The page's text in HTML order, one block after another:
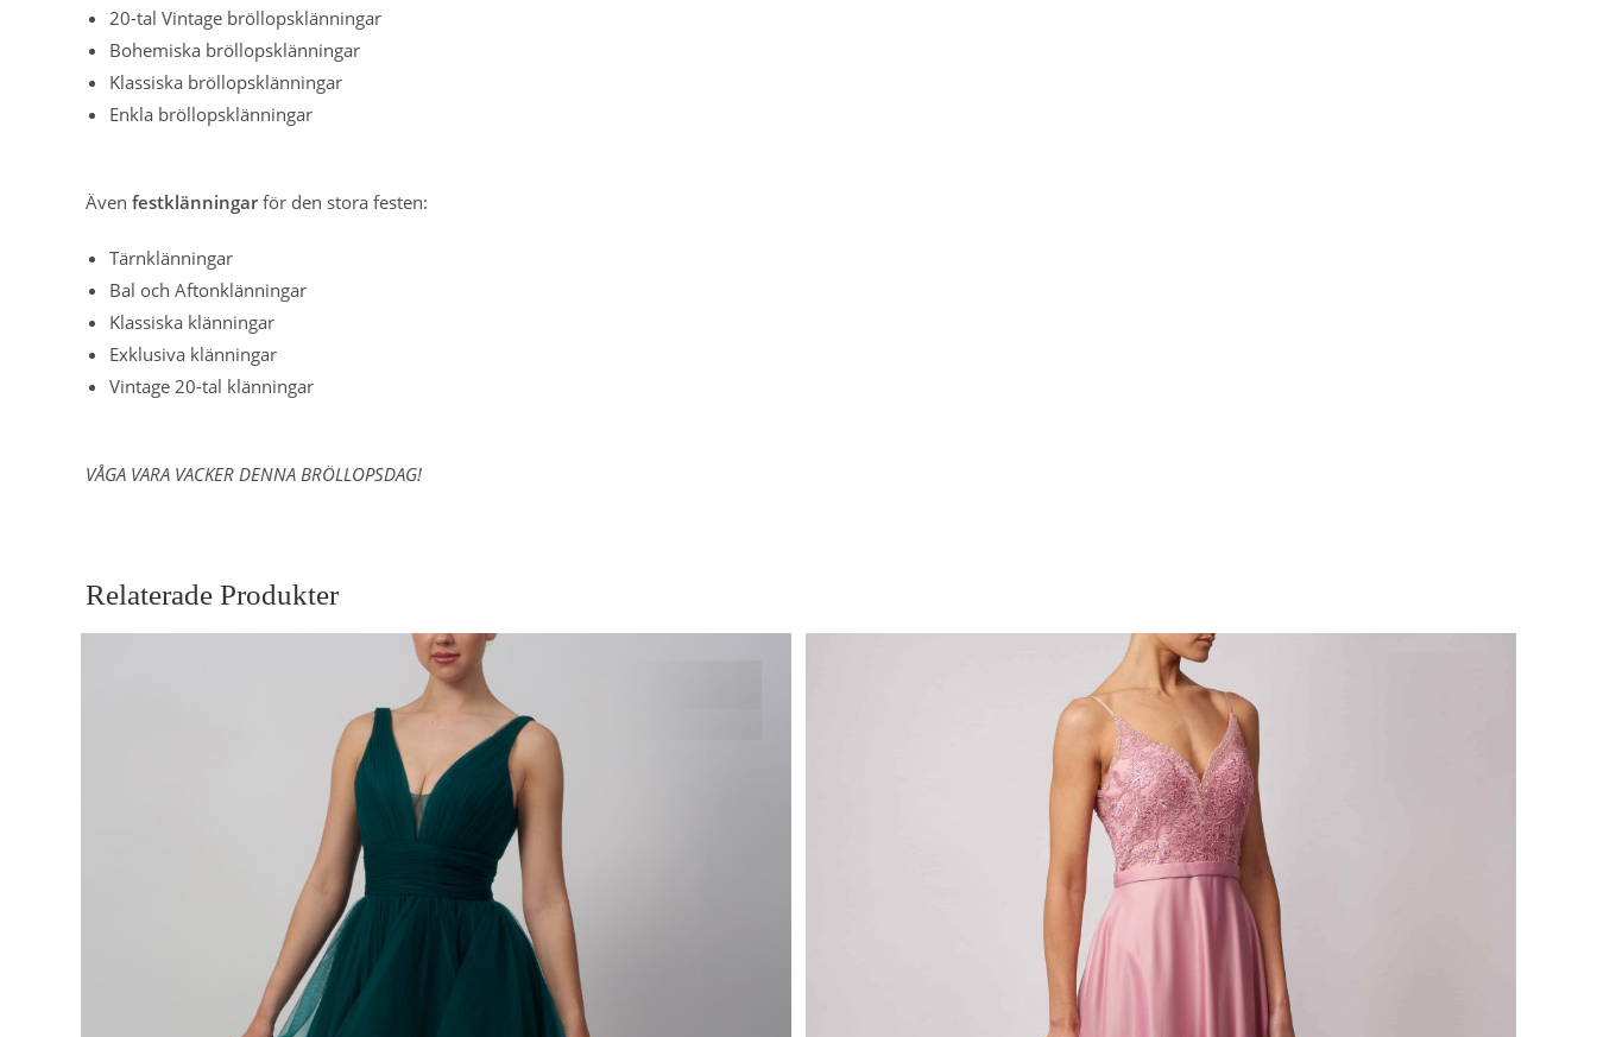
20-tal Vintage bröllopsklänningar
Bohemiska bröllopsklänningar
Klassiska bröllopsklänningar
Enkla bröllopsklänningar
Även festklänningarför den stora festen:
Tärnklänningar
Bal och Aftonklänningar
Klassiska klänningar
Exklusiva klänningar
Vintage 20-tal klänningar
VÅGA VARA VACKER DENNA BRÖLLOPSDAG!
Relaterade Produkter